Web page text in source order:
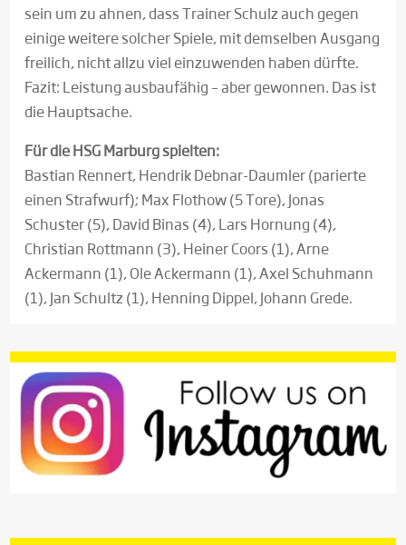
sein um zu ahnen, dass Trainer Schulz auch gegen
einige weitere solcher Spiele, mit demselben Ausgang
freilich, nicht allzu viel einzuwenden haben dürfte.
Fazit: Leistung ausbaufähig – aber gewonnen. Das ist
die Hauptsache.
Für die HSG Marburg spielten:
Bastian Rennert, Hendrik Debnar-Daumler (parierte
einen Strafwurf); Max Flothow (5 Tore), Jonas
Schuster (5), David Binas (4), Lars Hornung (4),
Christian Rottmann (3), Heiner Coors (1), Arne
Ackermann (1), Ole Ackermann (1), Axel Schuhmann
(1), Jan Schultz (1), Henning Dippel, Johann Grede.